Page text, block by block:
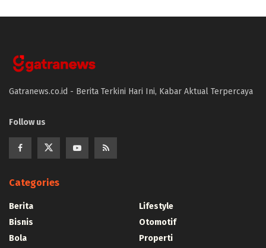
Gatranews.co.id - Berita Terkini Hari Ini, Kabar Aktual Terpercaya
Follow us
Categories
Berita
Bisnis
Bola
Lifestyle
Otomotif
Properti